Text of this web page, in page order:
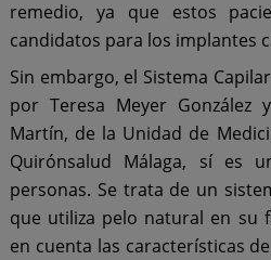
remedio, ya que estos
candidatos para los implantes
Sin embargo, el Sistema
por Teresa Meyer González
Martín, de la Unidad de
Quirónsalud Málaga, sí es
personas. Se trata de un
que utiliza pelo natural en su
en cuenta las características